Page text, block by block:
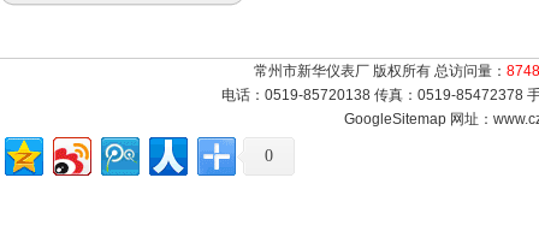
常州市新华仪表厂 版权所有 总访问量：
电话：0519-85720138 传真：0519-85472378
GoogleSitemap 网址：
0